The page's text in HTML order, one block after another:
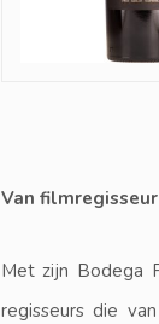
Van
Met zijn Bodega
regisseurs die